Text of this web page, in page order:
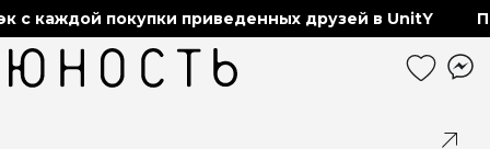
каждой покупки приведенных друзей в UnitY